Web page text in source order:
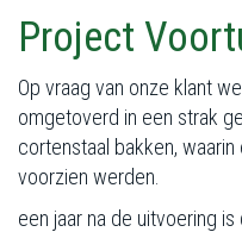
Project
Op vraag van onze klant
omgetoverd in een strak
cortenstaal bakken,
voorzien werden.
een jaar na de uitvoering